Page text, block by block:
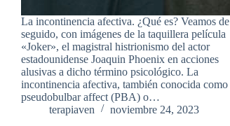
La incontinencia afectiva. ¿Qué es? Veamos de
seguido, con imágenes de la taquillera película
«Joker», el magistral histrionismo del actor
estadounidense Joaquin Phoenix en acciones
alusivas a dicho término psicológico. La
incontinencia afectiva, también conocida como
pseudobulbar affect (PBA) o…
terapiaven
noviembre 24, 2023